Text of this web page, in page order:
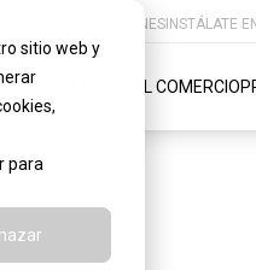
sitio web y
para
PROMOCIONES INSTÁLATE
APOYO AL COMERCIO